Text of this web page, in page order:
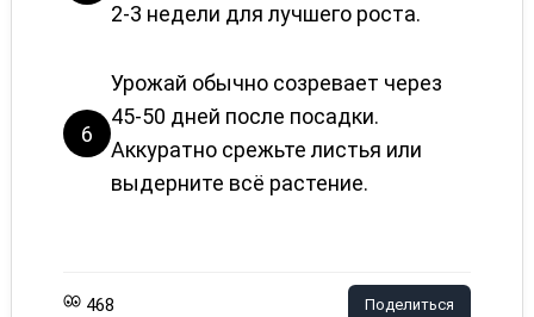
2-3 недели для лучшего роста.
6
Урожай обычно созревает через
45-50 дней после посадки.
Аккуратно срежьте листья или
выдерните всё растение.
468 Поделиться